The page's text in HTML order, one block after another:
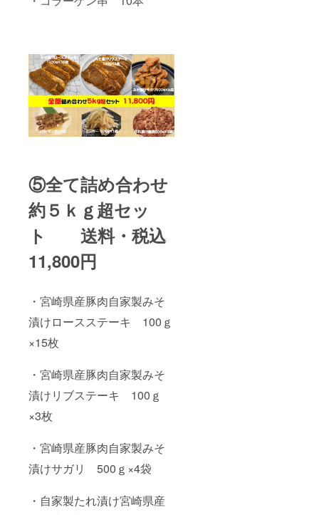
⑤全て詰め合わせ
約５ｋｇ超セッ
ト 送料・税込
11,800円
・宮崎県産豚肉自家製みそ
漬けロースステーキ 100ｇ
×15枚
・宮崎県産豚肉自家製みそ
漬けリブステーキ 100ｇ
×3枚
・宮崎県産豚肉自家製みそ
漬けサガリ 500ｇ×4袋
・自家製たれ漬け宮崎県産